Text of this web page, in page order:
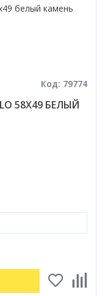
Код: 79774
58X49 БЕЛЫЙ